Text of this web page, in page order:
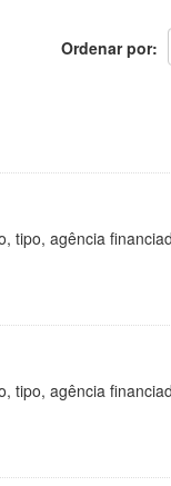
Ordenar por
tipo, agência
tipo, agência